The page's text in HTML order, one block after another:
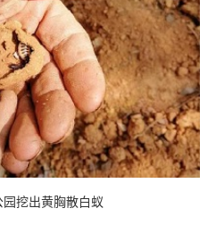
挖出黄胸散白蚁